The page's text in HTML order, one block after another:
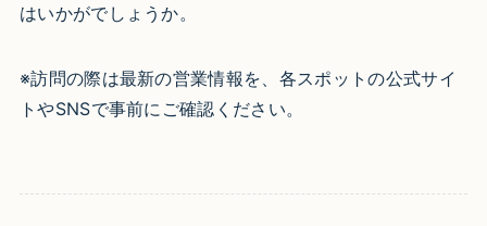
はいかがでしょうか。
※訪問の際は最新の営業情報を、各スポットの公式サイ
トやSNSで事前にご確認ください。